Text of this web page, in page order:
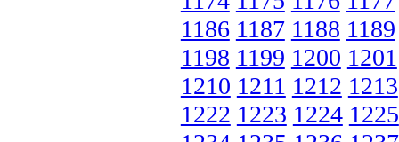
1186 1187 1188 1189
1198 1199 1200 1201
1210 1211 1212 1213
1222 1223 1224 1225